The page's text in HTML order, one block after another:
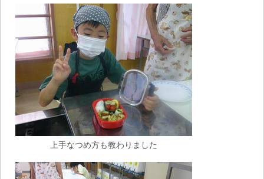
上手なつめ方も教わりました